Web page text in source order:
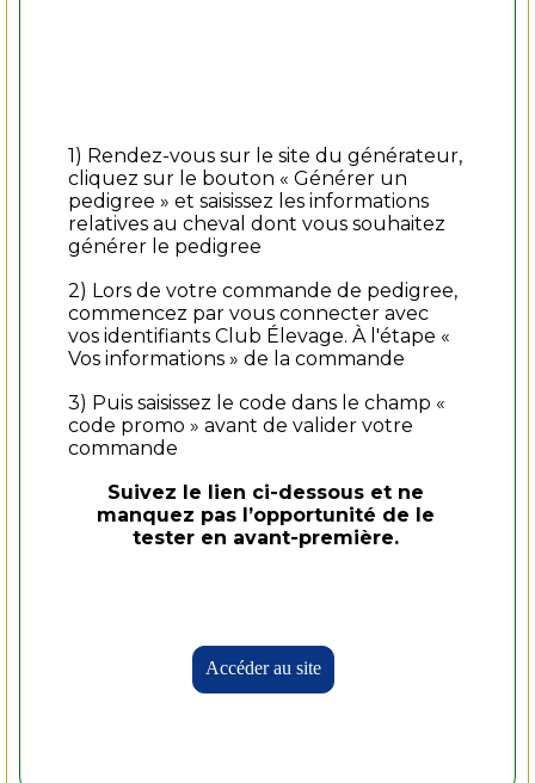
1) Rendez-vous sur le site du générateur,
cliquez sur le bouton « Générer un
pedigree » et saisissez les informations
relatives au cheval dont vous souhaitez
générer le pedigree
2) Lors de votre commande de pedigree,
commencez par vous connecter avec
vos identifiants Club Élevage. À l'étape «
Vos informations » de la commande
3) Puis saisissez le code dans le champ «
code promo » avant de valider votre
commande
Suivez le lien ci-dessous et ne
manquez pas l’opportunité de le
tester en avant-première.
Accéder au site